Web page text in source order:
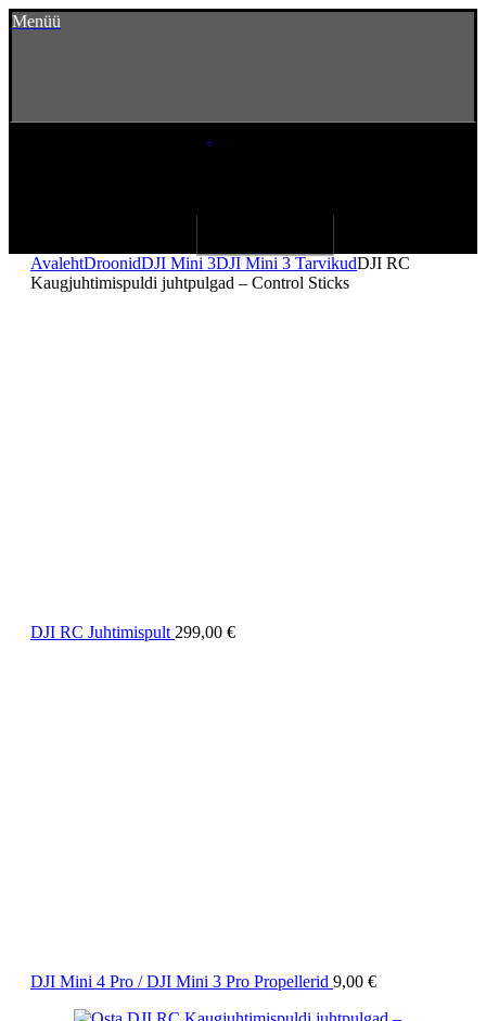
Menüü
AvalehtDroonidDJI Mini 3DJI Mini 3 TarvikudDJI RC
Kaugjuhtimispuldi juhtpulgad – Control Sticks
DJI RC Juhtimispult 299,00 €
DJI Mini 4 Pro / DJI Mini 3 Pro Propellerid 9,00 €